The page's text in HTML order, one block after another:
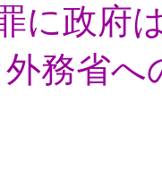
に政府
務省へ